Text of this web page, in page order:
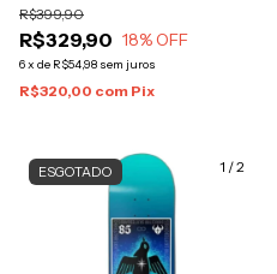
R$329,90
R$399,90
18% OFF
6x de R$54,98 sem juros
R$320,00 com Pix
1 /2
ESGOTADO